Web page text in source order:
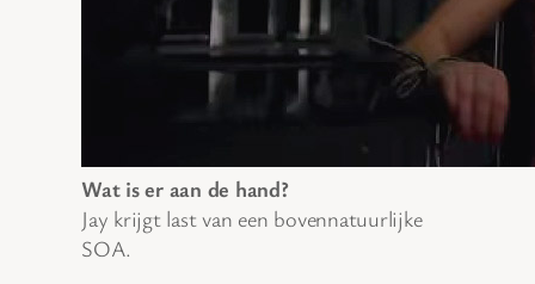
Wat is er aan de hand?
Jay krijgt last van een bovennatuurlijke
SOA.